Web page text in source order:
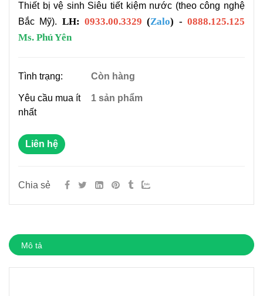
Thiết bị vệ sinh Siêu tiết kiệm nước (theo công nghệ
Bắc Mỹ). LH:0933.00.3329 (Zalo) -0888.125.125
Ms. Phú Yên
Tình trạng: Còn hàng
Yêu cầu mua ít
nhất
1 sản phẩm
Liên hệ
Chia sẻ
Mô tả